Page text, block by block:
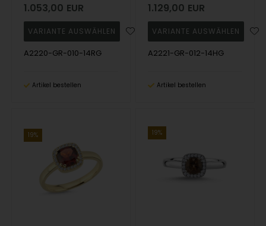
1.053,00 EUR
A2220-GR-010-14RG
Artikel bestellen
1.129,00 EUR
A2221-GR-012-14HG
Artikel bestellen
19% 19%